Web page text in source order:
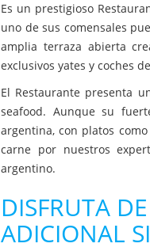
Es un prestigioso
uno de sus comensales
amplia terraza abierta
exclusivos yates y coches
El Restaurante presenta
seafood. Aunque su
argentina, con platos
carne por nuestros
argentino.
DISFRUTA
ADICIONAL